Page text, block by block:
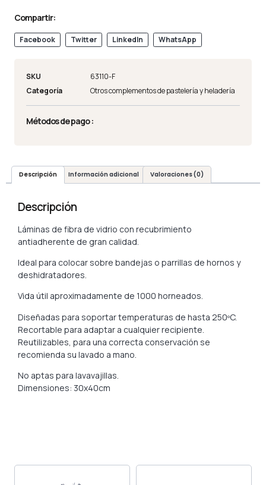
Compartir:
Facebook Twitter LinkedIn WhatsApp
SKU
63110-F
Categoría
Otros complementos de pastelería y heladería
Métodos de pago :
Descripción Información adicional Valoraciones (0)
Descripción
Láminas de fibra de vidrio con recubrimiento
antiadherente de gran calidad.
Ideal para colocar sobre bandejas o parrillas de hornos y
deshidratadores.
Vida útil aproximadamente de 1000 horneados.
Diseñadas para soportar temperaturas de hasta 250ºC.
Recortable para adaptar a cualquier recipiente.
Reutilizables, para una correcta conservación se
recomienda su lavado a mano.
No aptas para lavavajillas.
Dimensiones: 30x40cm